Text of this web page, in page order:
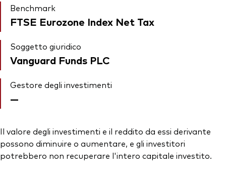
Benchmark
FTSE Eurozone Index Net Tax
Soggetto giuridico
Vanguard Funds PLC
Gestore degli investimenti
—
Il valore degli investimenti e il reddito da essi derivante
possono diminuire o aumentare, e gli investitori
potrebbero non recuperare l'intero capitale investito.